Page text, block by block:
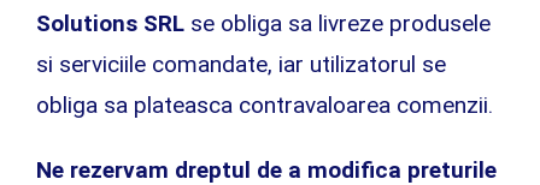
Solutions SRLse obliga sa livreze produsele
si serviciile comandate, iar utilizatorul se
obliga sa plateasca contravaloarea comenzii.
Ne rezervam dreptul de a modifica preturile